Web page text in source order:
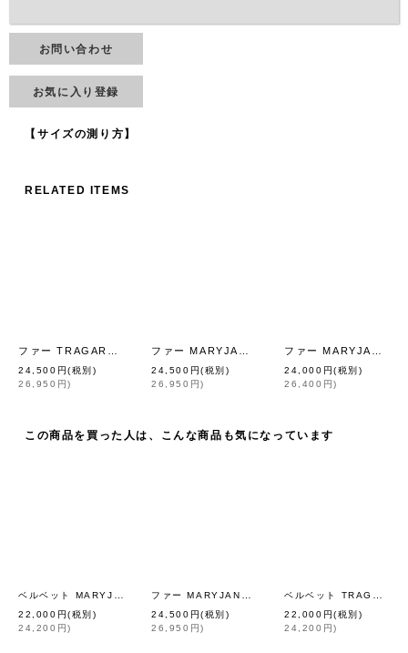
お問い合わせ
お気に入り登録
【サイズの測り方】
RELATED ITEMS
[Sciuscià]
24,500 円(税別)
26,950 円)
[ Sciuscià]
24,500 円(税別)
26,950 円)
24,000 円(税別)
26,400 円)
この商品を買った人は、こんな商品も気になっています
[Sciuscià]
22,000 円(税別)
24,200 円)
[Sciuscià]
24,500 円(税別)
26,950 円)
22,000 円(税別)
24,200 円)